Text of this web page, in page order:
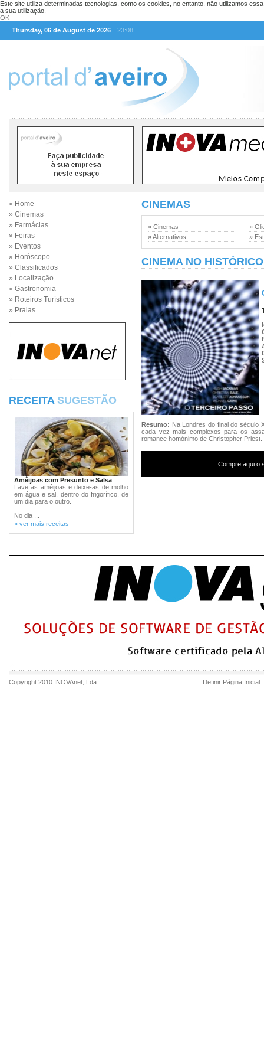
Este site utiliza determinadas tecnologias, como os cookies, no entanto, não utilizamos
a sua utilização.
OK
Thursday, 06 de August de 2026
23:08
» Home
» Cinemas
» Farmácias
» Feiras
» Eventos
» Horóscopo
» Classificados
» Localização
» Gastronomia
» Roteiros Turísticos
» Praias
RECEITA SUGESTÃO
Amêijoas com Presunto e Salsa
Lave as amêijoas e deixe-as de molho
em água e sal, dentro do frigorífico, de
um dia para o outro.
No dia ...
» ver mais receitas
CINEMAS
» Cinemas
» Alternativos
»
»
CINEMA NO HISTÓRICO
Resumo: Na Londres do final do século
cada vez mais complexos para os
romance homónimo de Christopher Priest.
Compre aqui o
Copyright 2010 INOVAnet , Lda. Definir Página Inicial